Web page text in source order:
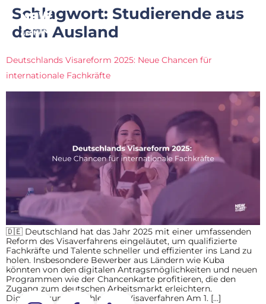
Schlagwort: Studierende aus
dem Ausland
Deutschlands Visareform 2025: Neue Chancen für
internationale Fachkräfte
🇩🇪 Deutschland hat das Jahr 2025 mit einer umfassenden
Reform des Visaverfahrens eingeläutet, um qualifizierte
Fachkräfte und Talente schneller und effizienter ins Land zu
holen. Insbesondere Bewerber aus Ländern wie Kuba
könnten von den digitalen Antragsmöglichkeiten und neuen
Programmen wie der Chancenkarte profitieren, die den
Zugang zum deutschen Arbeitsmarkt erleichtern.
Digitalisierung beschleunigt Visaverfahren Am 1. […]